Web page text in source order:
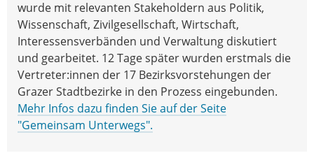
wurde mit relevanten Stakeholdern aus Politik,
Wissenschaft, Zivilgesellschaft, Wirtschaft,
Interessensverbänden und Verwaltung diskutiert
und gearbeitet. 12 Tage später wurden erstmals die
Vertreter:innen der 17 Bezirksvorstehungen der
Grazer Stadtbezirke in den Prozess eingebunden.
Mehr Infos dazu finden Sie auf der Seite
"Gemeinsam Unterwegs".